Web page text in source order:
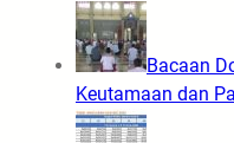
Bacaan
Keutamaan dan